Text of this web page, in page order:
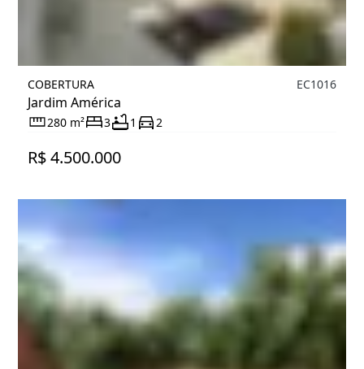
COBERTURA
Jardim América
EC1016
280 m² 3 1 2
R$ 4.500.000